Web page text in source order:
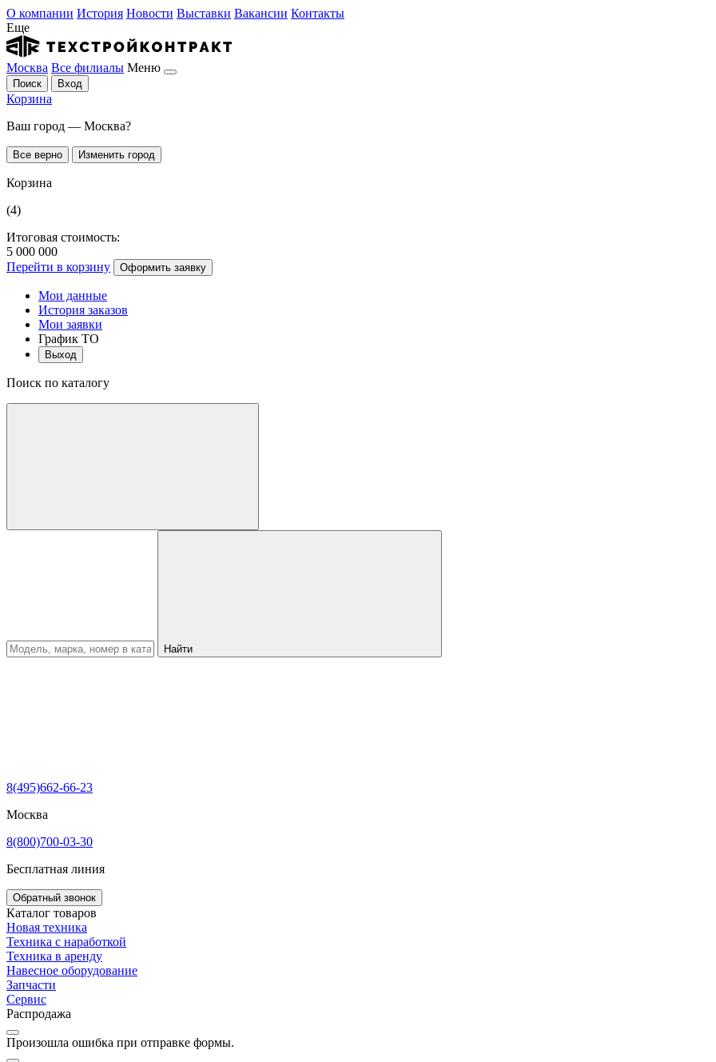
О компании История Новости Выставки Вакансии Контакты
Еще
Москва Все филиалы Меню
Поиск Вход
Корзина
Ваш город — Москва?
Все верно Изменить город
Корзина
(4)
Итоговая стоимость:
5 000 000
Перейти в корзину
Оформить заявку
Мои данные
История заказов
Мои заявки
График ТО
Выход
Поиск по каталогу
Найти
8(495)662-66-23
Москва
8(800)700-03-30
Бесплатная линия
Обратный звонок
Каталог товаров
Новая техника
Техника с наработкой
Техника в аренду
Навесное оборудование
Запчасти
Сервис
Распродажа
Произошла ошибка при отправке формы.